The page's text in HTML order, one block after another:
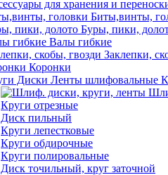
Биты,винты,
Буры, пики,
Валы гибкие
Заклепки,
Коронки
Круги отрезные
Диск пильный
Круги лепестковые
Круги обдирочные
Круги полировальные
Диск точильный, круг заточной